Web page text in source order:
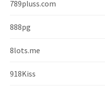
789pluss.com
888pg
8lots.me
918Kiss